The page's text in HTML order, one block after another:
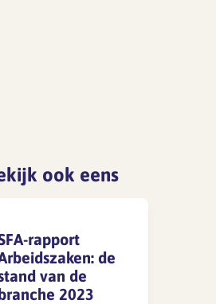
ook eens
rapport
de
van de
2023